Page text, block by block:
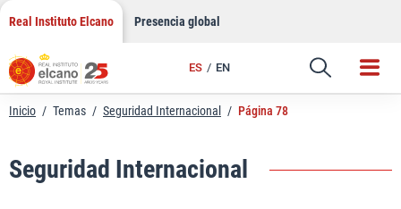
Saltar
contenido
Real Instituto Elcano Presencia global
ES EN
Inicio / Temas / Seguridad Internacional / Página 78
Seguridad Internacional